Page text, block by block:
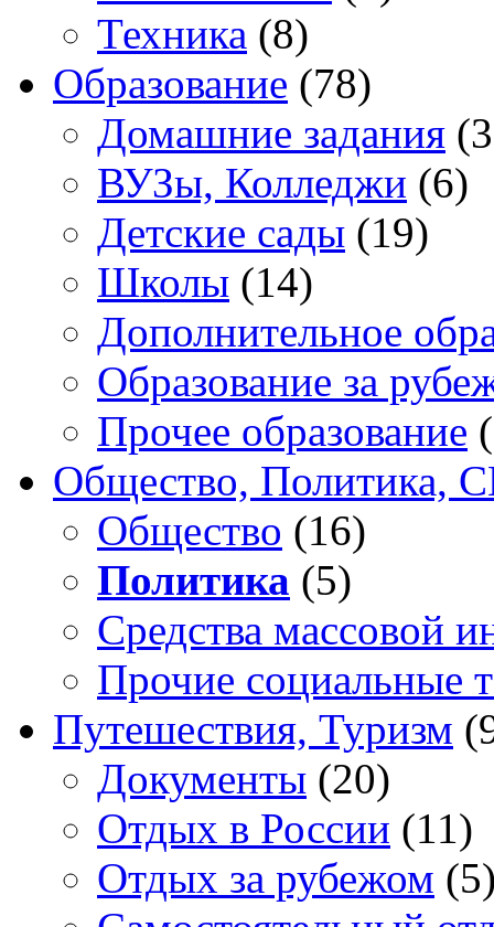
Техника (8)
Образование (78)
Домашние задания
ВУЗы, Колледжи (6)
Детские сады (19)
Школы (14)
Дополнительное
Образование за
Прочее образование
Общество, Политика,
Общество (16)
Политика (5)
Средства массовой
Прочие социальные
Путешествия, Туризм
Документы (20)
Отдых в России (11)
Отдых за рубежом